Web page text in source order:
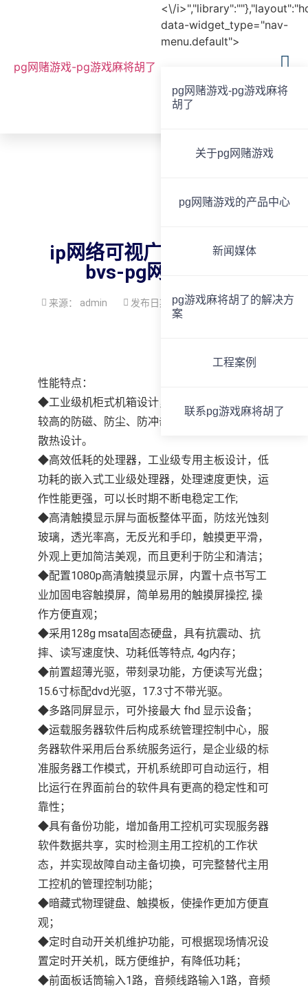
pg网赌游戏-pg游戏麻将胡了
<\/
data-widget_type="nav-
menu.default">
pg网赌游戏-pg游戏麻将
胡了
关于pg网赌游戏
pg网赌游戏的产品中心
新闻媒体
pg游戏麻将胡了的解决方
案
工程案例
联系pg游戏麻将胡了
ip网络可视广播中控主机
bvs-pg网赌游戏
来源： admin 发布日期：2020-04-13 16:46
性能特点：
◆工业级机柜式机箱设计，机箱采用钢结构，有
较高的防磁、防尘、防冲击的能力。良好的内部
散热设计。
◆高效低耗的处理器，工业级专用主板设计，低
功耗的嵌入式工业级处理器，处理速度更快，运
作性能更强，可以长时期不断电稳定工作;
◆高清触摸显示屏与面板整体平面，防炫光蚀刻
玻璃，透光率高，无反光和手印，触摸更平滑，
外观上更加简洁美观，而且更利于防尘和清洁；
◆配置1080p高清触摸显示屏，内置十点书写工
业加固电容触摸屏，简单易用的触摸屏操控, 操
作方便直观；
◆采用128g msata固态硬盘，具有抗震动、抗
摔、读写速度快、功耗低等特点, 4g内存；
◆前置超薄光驱，带刻录功能，方便读写光盘；
15.6寸标配dvd光驱，17.3寸不带光驱。
◆多路同屏显示，可外接最大 fhd 显示设备；
◆运载服务器软件后构成系统管理控制中心，服
务器软件采用后台系统服务运行，是企业级的标
准服务器工作模式，开机系统即可自动运行，相
比运行在界面前台的软件具有更高的稳定性和可
靠性；
◆具有备份功能，增加备用工控机可实现服务器
软件数据共享，实时检测主用工控机的工作状
态，并实现故障自动主备切换，可完整替代主用
工控机的管理控制功能；
◆暗藏式物理键盘、触摸板，使操作更加方便直
观；
◆定时自动开关机维护功能，可根据现场情况设
置定时开关机，既方便维护，有降低功耗；
◆前面板话筒输入1路，音频线路输入1路，音频